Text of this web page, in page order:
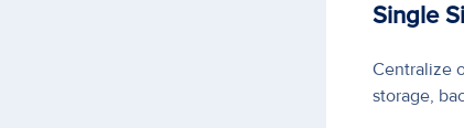
Single
Centralize
storage,